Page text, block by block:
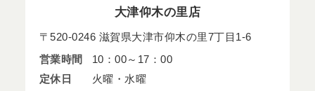
大津仰木の里店
〒520-0246 滋賀県大津市仰木の里7丁目1-6
営業時間
10：00～17：00
定休日
火曜・水曜